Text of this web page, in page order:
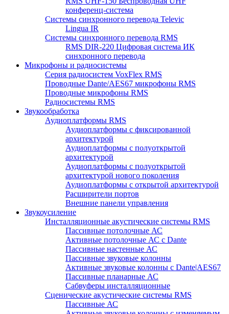
конференц-система
Системы синхронного перевода Televic
Lingua IR
Системы синхронного перевода RMS
RMS DIR-220 Цифровая система ИК
синхронного перевода
Микрофоны и радиосистемы
Серия радиосистем VoxFlex RMS
Проводные Dante/AES67 микрофоны RMS
Проводные микрофоны RMS
Радиосистемы RMS
Звукообработка
Аудиоплатформы RMS
Аудиоплатформы с фиксированной
архитектурой
Аудиоплатформы с полуоткрытой
архитектурой
Аудиоплатформы с полуоткрытой
архитектурой нового поколения
Аудиоплатформы с открытой архитектурой
Расширители портов
Внешние панели управления
Звукоусиление
Инсталляционные акустические системы RMS
Пассивные потолочные АС
Активные потолочные АС с Dante
Пассивные настенные АС
Пассивные звуковые колонны
Активные звуковые колонны с Dante|AES67
Пассивные планарные АС
Сабвуферы инсталляционные
Сценические акустические системы RMS
Пассивные АС